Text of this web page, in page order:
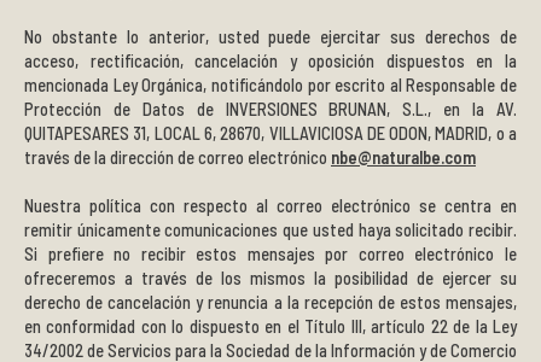
No obstante lo anterior, usted puede ejercitar sus derechos de
acceso, rectificación, cancelación y oposición dispuestos en la
mencionada Ley Orgánica, notificándolo por escrito al Responsable de
Protección de Datos de INVERSIONES BRUNAN, S.L., en la AV.
QUITAPESARES 31, LOCAL 6, 28670, VILLAVICIOSA DE ODON, MADRID, o a
través de la dirección de correo electrónico nbe@naturalbe.com
Nuestra política con respecto al correo electrónico se centra en
remitir únicamente comunicaciones que usted haya solicitado recibir.
Si prefiere no recibir estos mensajes por correo electrónico le
ofreceremos a través de los mismos la posibilidad de ejercer su
derecho de cancelación y renuncia a la recepción de estos mensajes,
en conformidad con lo dispuesto en el Título III, artículo 22 de la Ley
34/2002 de Servicios para la Sociedad de la Información y de Comercio